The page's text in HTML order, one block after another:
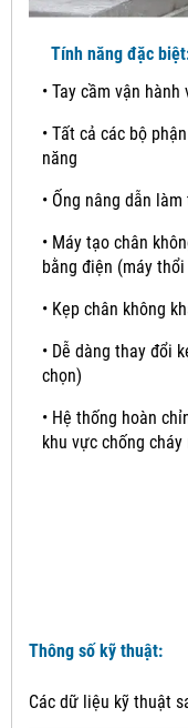
Tính năng đặc
• Tay cầm vận
• Tất cả các bộ
năng
• Ống nâng dẫn
• Máy tạo chân
bằng điện (máy
• Kẹp chân không
• Dễ dàng thay đổi
chọn)
• Hệ thống hoàn
khu vực chống cháy
Thông số kỹ thuật:
Các dữ liệu kỹ thuật